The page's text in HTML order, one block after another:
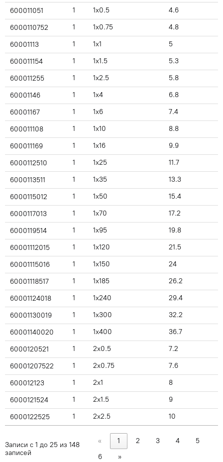
600011051 1 1x0.5 4.6
6000110752 1 1x0.75 4.8
60001113 1 1x1 5
600011154 1 1x1.5 5.3
600011255 1 1x2.5 5.8
60001146 1 1x4 6.8
60001167 1 1x6 7.4
600011108 1 1x10 8.8
600011169 1 1x16 9.9
6000112510 1 1x25 11.7
6000113511 1 1x35 13.3
6000115012 1 1x50 15.4
6000117013 1 1x70 17.2
6000119514 1 1x95 19.8
60001112015 1 1x120 21.5
60001115016 1 1x150 24
60001118517 1 1x185 26.2
60001124018 1 1x240 29.4
60001130019 1 1x300 32.2
60001140020 1 1x400 36.7
6000120521 1 2x0.5 7.2
60001207522 1 2x0.75 7.6
600012123 1 2x1 8
6000121524 1 2x1.5 9
6000122525 1 2x2.5 10
Записи с 1 до 25 из 148
записей
« 1 2 3 4
5
6
»